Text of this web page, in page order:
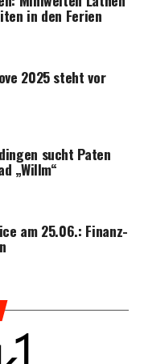
in den Ferien
2025 steht vor
sucht Paten
„Willm“
am 25.06.: Finanz­